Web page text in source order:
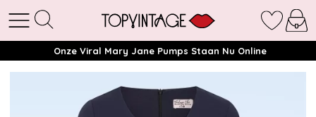
Onze Viral Mary Jane Pumps Staan Nu Online